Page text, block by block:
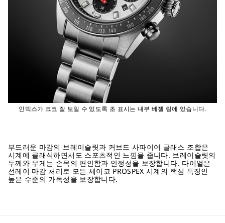
인덱스가 크코 잘 보일 수 있도록 초 표시는 내부 베젤 링에 있습니다.
부드러운 마감의 브레이슬릿과 커브드 사파이어 글래스 조합은
시계에 클래식하면서도 스포츠적인 느낌을 줍니다. 브레이슬릿의
두께와 무게는 손목의 편안함과 안정성을 보장합니다. 다이얼은
선레이 마감 처리로 모든 세이코 PROSPEX 시계의 핵심 특징인
높은 수준의 가독성을 보장합니다.